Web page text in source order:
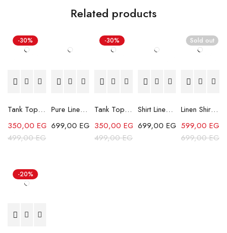
Related products
-30%
Tank Top - Grey
499,00EGP
350,00 EGP
Pure Linen Shirt - White
699,00 EGP
-30%
Tank Top - Lemon
499,00EGP
350,00EGP
Shirt Linen Striped - Grey
699,00 EGP
Sold out
Linen Shirt - Beige
699,00EGP
599,00EGP
-20%